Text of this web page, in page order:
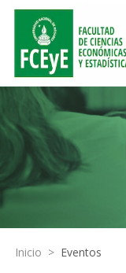
Inicio > Eventos